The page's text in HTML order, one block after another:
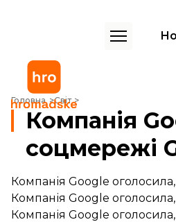
Головна Світ
Компанія Google анонсувала
Компанія
соцмережі
Компанія Google
Компанія Google
Компанія Google